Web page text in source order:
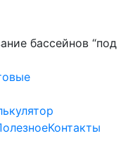
бассейнов “под
Контакты